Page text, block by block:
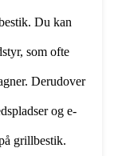
Du kan
som ofte
Derudover
og e-
grillbestik.